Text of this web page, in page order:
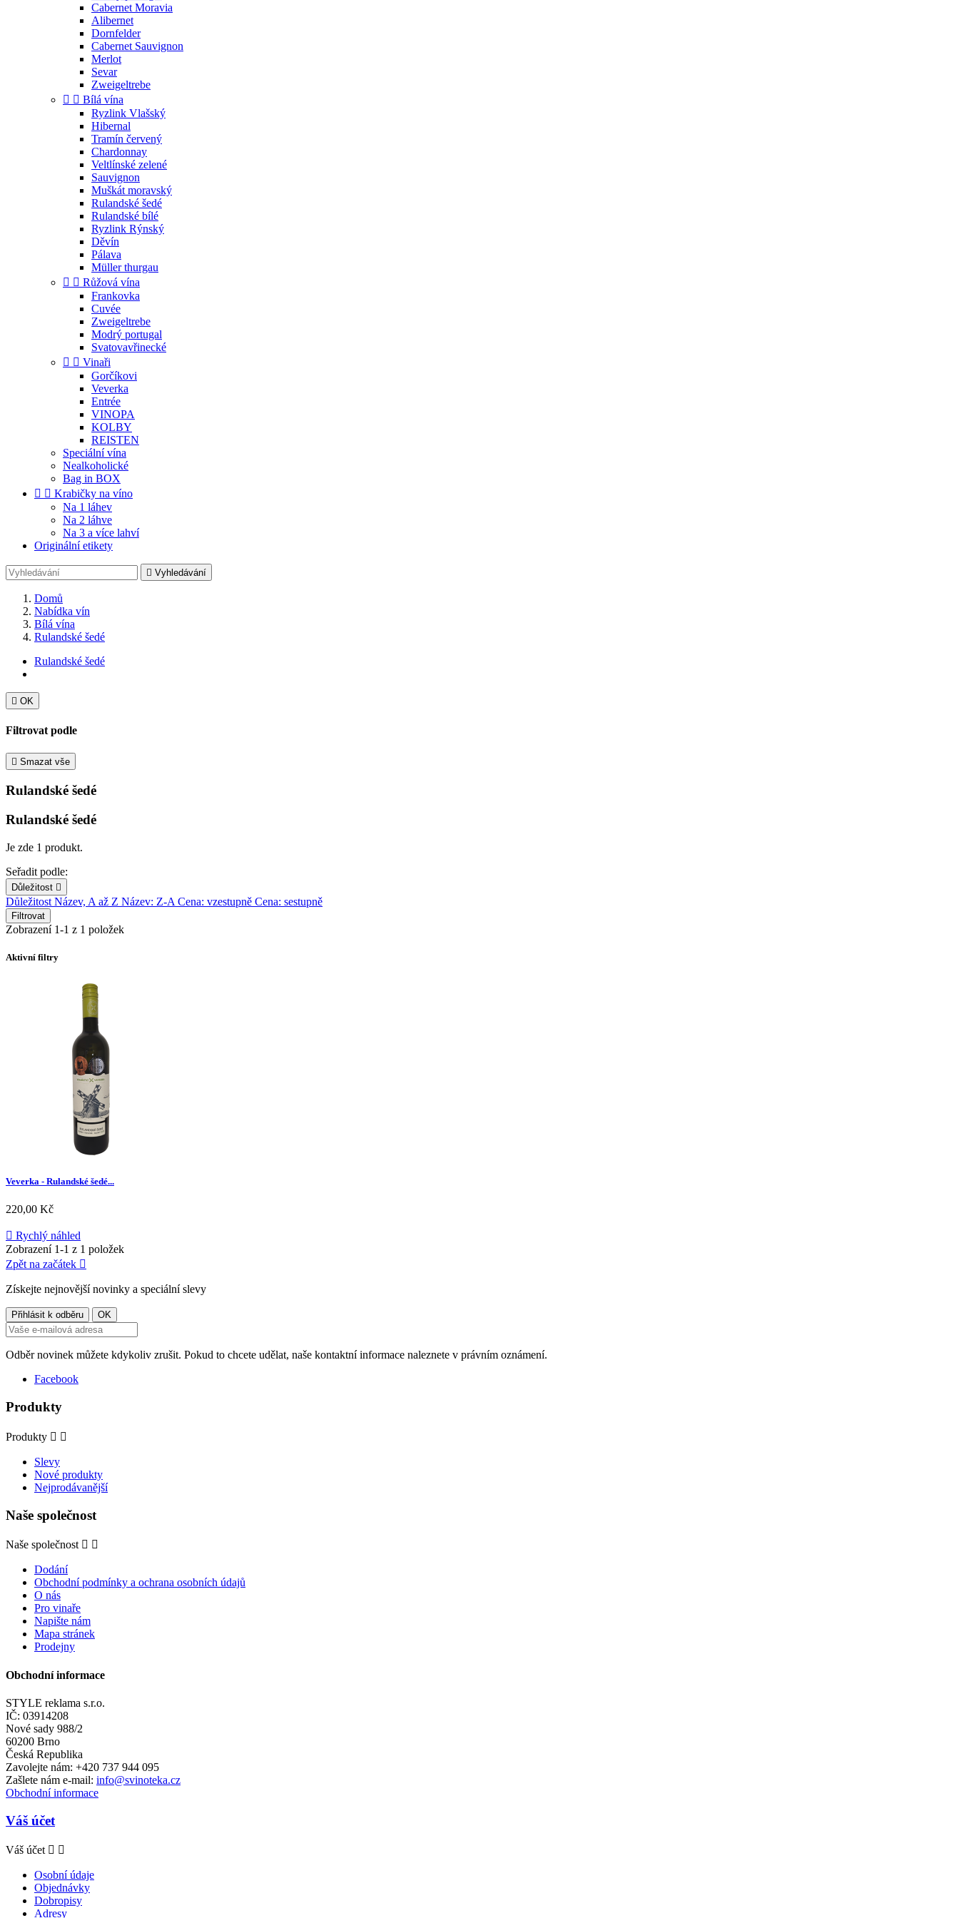
Cabernet Moravia
Alibernet
Dornfelder
Cabernet Sauvignon
Merlot
Sevar
Zweigeltrebe
  Bílá vína
Ryzlink Vlašský
Hibernal
Tramín červený
Chardonnay
Veltlínské zelené
Sauvignon
Muškát moravský
Rulandské šedé
Rulandské bílé
Ryzlink Rýnský
Děvín
Pálava
Müller thurgau
  Růžová vína
Frankovka
Cuvée
Zweigeltrebe
Modrý portugal
Svatovavřinecké
  Vinaři
Gorčíkovi
Veverka
Entrée
VINOPA
KOLBY
REISTEN
Speciální vína
Nealkoholické
Bag in BOX
  Krabičky na víno
Na 1 láhev
Na 2 láhve
Na 3 a více lahví
Originální etikety
 Vyhledávání
Domů
Nabídka vín
Bílá vína
Rulandské šedé
Rulandské šedé
 OK
Filtrovat podle
 Smazat vše
Rulandské šedé
Rulandské šedé
Je zde 1 produkt.
Seřadit podle:
Důležitost 
Důležitost Název, A až Z Název: Z-A Cena: vzestupně Cena: sestupně
Filtrovat
Zobrazení 1-1 z 1 položek
Aktivní filtry
Veverka - Rulandské šedé...
Cena
220,00 Kč
 Rychlý náhled
Zobrazení 1-1 z 1 položek
Zpět na začátek 
Získejte nejnovější novinky a speciální slevy
Odběr novinek můžete kdykoliv zrušit. Pokud to chcete udělat, naše kontaktní informace naleznete v právním oznámení.
Facebook
Produkty
Produkty  
Slevy
Nové produkty
Nejprodávanější
Naše společnost
Naše společnost  
Dodání
Obchodní podmínky a ochrana osobních údajů
O nás
Pro vinaře
Napište nám
Mapa stránek
Prodejny
Obchodní informace
STYLE reklama s.r.o.
IČ: 03914208
Nové sady 988/2
60200 Brno
Česká Republika
Zavolejte nám: +420 737 944 095
Zašlete nám e-mail: info@svinoteka.cz
Obchodní informace
Váš účet
Váš účet  
Osobní údaje
Objednávky
Dobropisy
Adresy